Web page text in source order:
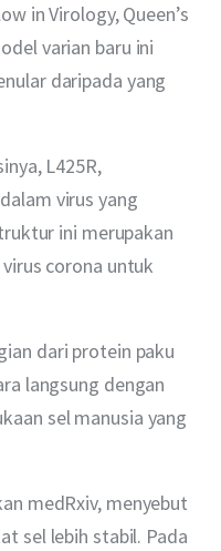
in Virology, Queen’s
varian baru ini
daripada yang
L425R,
virus yang
ini merupakan
corona untuk
dari protein paku
langsung dengan
sel manusia yang
medRxiv, menyebut
sel lebih stabil. Pada